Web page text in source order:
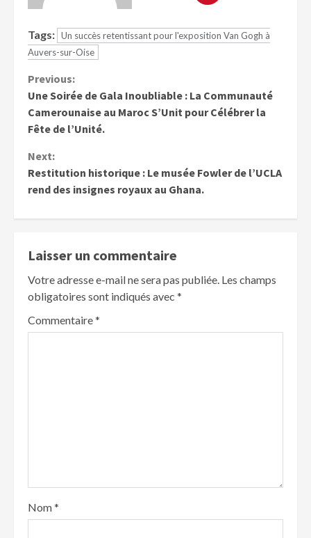
Tags: Un succès retentissant pour l'exposition Van Gogh à
Auvers-sur-Oise
Previous:
Une Soirée de Gala Inoubliable : La Communauté
Camerounaise au Maroc S’Unit pour Célébrer la
Fête de l’Unité.
Next:
Restitution historique : Le musée Fowler de l’UCLA
rend des insignes royaux au Ghana.
Laisser un commentaire
Votre adresse e-mail ne sera pas publiée. Les champs
obligatoires sont indiqués avec *
Commentaire*
Nom*